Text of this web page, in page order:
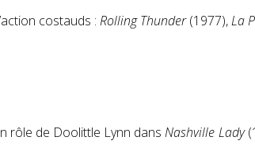
costauds : Rolling Thunder(1977),La
rôle de Doolittle Lynn dansNashville Lady